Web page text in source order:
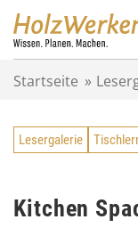
Startseite »
Lesergalerie
Kitchen